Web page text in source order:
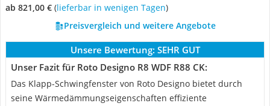
ab 821,00 € ( Lieferbar in wenigen Tagen)
Preisvergleich und weitere Angebote
Unsere Bewertung: SEHR GUT
Unser Fazit für Roto Designo R8 WDF R88 CK:
Das Klapp-Schwingfenster von Roto Designo bietet durch
seine Wärmedämmungseigenschaften effiziente